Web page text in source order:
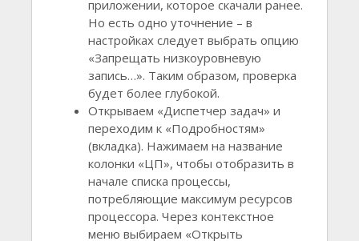
приложении, которое скачали ранее.
Но есть одно уточнение – в
настройках следует выбрать опцию
«Запрещать низкоуровневую
запись…». Таким образом, проверка
будет более глубокой.
Открываем «Диспетчер задач» и
переходим к «Подробностям»
(вкладка). Нажимаем на название
колонки «ЦП», чтобы отобразить в
начале списка процессы,
потребляющие максимум ресурсов
процессора. Через контекстное
меню выбираем «Открыть